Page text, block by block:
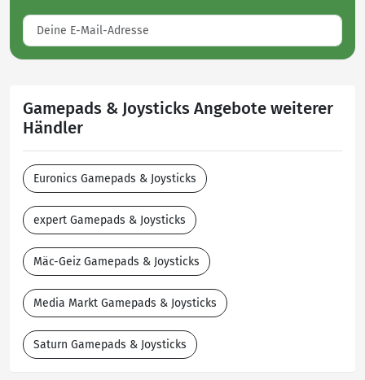
Gamepads & Joysticks Angebote weiterer
Händler
Euronics Gamepads & Joysticks
expert Gamepads & Joysticks
Mäc-Geiz Gamepads & Joysticks
Media Markt Gamepads & Joysticks
Saturn Gamepads & Joysticks